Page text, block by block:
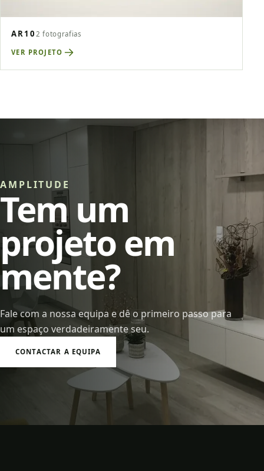
AR10 2 fotografias
VER PROJETO
AMPLITUDE
Tem um
projeto em
mente?
Fale com a nossa equipa e dê o primeiro passo para
um espaço verdadeiramente seu.
CONTACTAR A EQUIPA